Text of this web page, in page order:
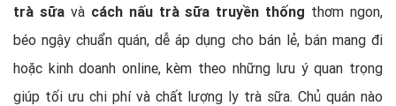
trà sữavà cách nấu trà sữa truyền thống thơm ngon,
béo ngậy chuẩn quán, dễ áp dụng cho bán lẻ, bán mang đi
hoặc kinh doanh online, kèm theo những lưu ý quan trọng
giúp tối ưu chi phí và chất lượng ly trà sữa. Chủ quán nào